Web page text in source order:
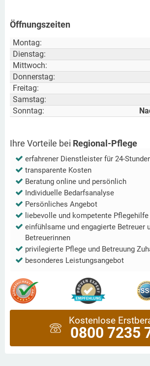
Öffnungszeiten
Montag:
Dienstag:
Mittwoch:
Donnerstag:
Freitag:
Samstag:
Sonntag:
Ihre Vorteile bei Regional-Pflege
erfahrener Dienstleister für 24-
transparente Kosten
Beratung online und persönlich
Individuelle Bedarfsanalyse
Persönliches Angebot
liebevolle und kompetente Pflegehilfe
einfühlsame und engagierte Betreuer
Betreuerinnen
privilegierte Pflege und Betreuung
besonderes Leistungsangebot
Kostenlose
0800 7235